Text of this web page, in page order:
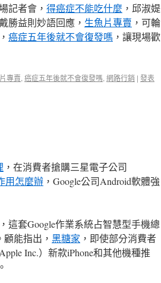
記者會， 得癌症不能吃什麼 ，邱淑媞
勝益則妙語回應， 生魚片專賣 ，可輪
癌症五年後就不會復發嗎 ，讓現場歡
專賣, 癌症五年後就不會復發嗎, 網路行銷 | 發表
，在消費者搶購三星電子公司
用怎麼辦 ，Google公司Android軟體強
，這套Google作業系統占智慧型手機總
能指出， 黑糖家 ，即使部分消費者
Inc.）新款iPhone和其他機種推